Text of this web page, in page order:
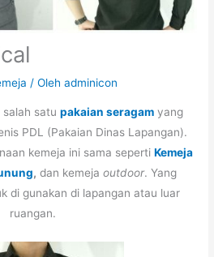
/ Olehadminicon
satu pakaian seragam yang
PDL (Pakaian Dinas Lapangan).
kemeja ini sama seperti Kemeja
, dan kemeja outdoor. Yang
di gunakan di lapangan atau luar
ruangan.